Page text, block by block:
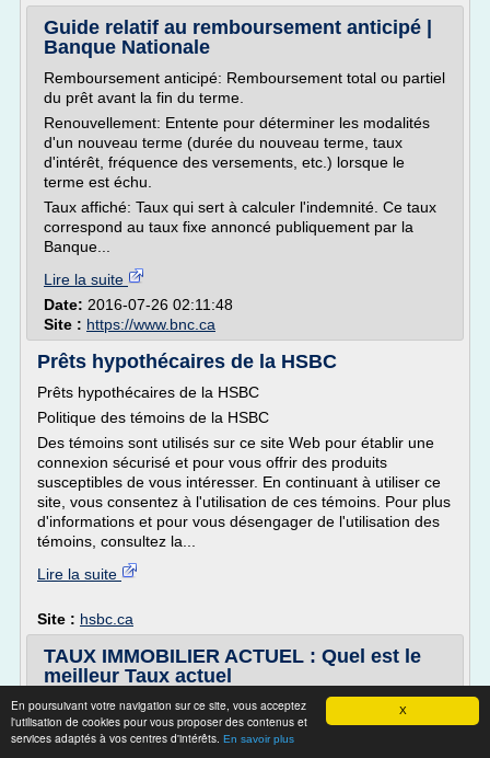
X
En poursuivant votre navigation sur ce site, vous acceptez
l'utilisation de cookies pour vous proposer des contenus et
services adaptés à vos centres d'intérêts. En savoir plus
Guide relatif au remboursement anticipé |
Banque Nationale
Remboursement anticipé: Remboursement total ou partiel
du prêt avant la fin du terme.
Renouvellement: Entente pour déterminer les modalités
d'un nouveau terme (durée du nouveau terme, taux
d'intérêt, fréquence des versements, etc.) lorsque le
terme est échu.
Taux affiché: Taux qui sert à calculer l'indemnité. Ce taux
correspond au taux fixe annoncé publiquement par la
Banque...
Lire la suite
Date: 2016-07-26 02:11:48
Site : https://www.bnc.ca
Prêts hypothécaires de la HSBC
Prêts hypothécaires de la HSBC
Politique des témoins de la HSBC
Des témoins sont utilisés sur ce site Web pour établir une
connexion sécurisé et pour vous offrir des produits
susceptibles de vous intéresser. En continuant à utiliser ce
site, vous consentez à l'utilisation de ces témoins. Pour plus
d'informations et pour vous désengager de l'utilisation des
témoins, consultez la...
Lire la suite
Site : hsbc.ca
TAUX IMMOBILIER ACTUEL : Quel est le
meilleur Taux actuel
taux immobilier actuel avec un courtier gratuit.
La question d'une éventuelle disparition des taux fixes se